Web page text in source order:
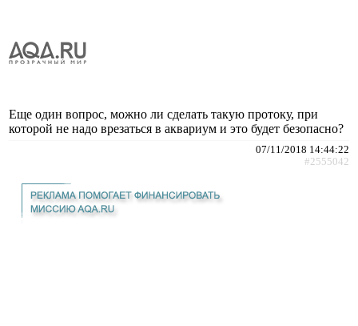
Еще один вопрос, можно ли сделать такую протоку, при
которой не надо врезаться в аквариум и это будет безопасно?
07/11/2018 14:44:22
#2555042